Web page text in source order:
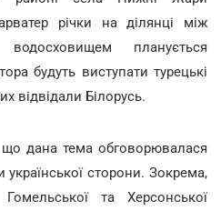
річки на ділянці між
планується
будуть виступати турецькі
відвідали Білорусь.
дана тема обговорювалася
сторони. Зокрема,
та Херсонської